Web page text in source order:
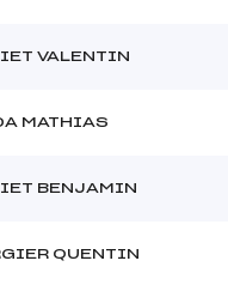
VALENTIN
MATHIAS
BENJAMIN
QUENTIN